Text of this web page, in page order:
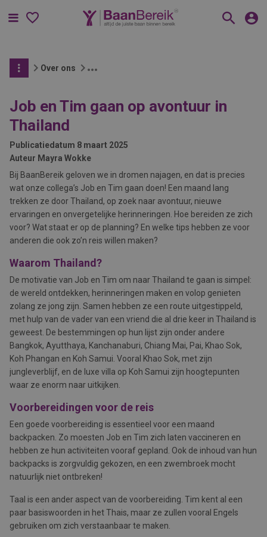
Menu
Over ons
Job en Tim gaan op avontuur in
Thailand
Publicatiedatum 8 maart 2025
Auteur Mayra Wokke
Bij BaanBereik geloven we in dromen najagen, en dat is precies
wat onze collega’s Job en Tim gaan doen! Een maand lang
trekken ze door Thailand, op zoek naar avontuur, nieuwe
ervaringen en onvergetelijke herinneringen. Hoe bereiden ze zich
voor? Wat staat er op de planning? En welke tips hebben ze voor
anderen die ook zo’n reis willen maken?
Waarom Thailand?
De motivatie van Job en Tim om naar Thailand te gaan is simpel:
de wereld ontdekken, herinneringen maken en volop genieten
zolang ze jong zijn. Samen hebben ze een route uitgestippeld,
met hulp van de vader van een vriend die al drie keer in Thailand is
geweest. De bestemmingen op hun lijst zijn onder andere
Bangkok, Ayutthaya, Kanchanaburi, Chiang Mai, Pai, Khao Sok,
Koh Phangan en Koh Samui. Vooral Khao Sok, met zijn
jungleverblijf, en de luxe villa op Koh Samui zijn hoogtepunten
waar ze enorm naar uitkijken.
Voorbereidingen voor de reis
Een goede voorbereiding is essentieel voor een maand
backpacken. Zo moesten Job en Tim zich laten vaccineren en
hebben ze hun activiteiten vooraf gepland. Ook de inhoud van hun
backpacks is zorgvuldig gekozen, en een zwembroek mocht
natuurlijk niet ontbreken!
Taal is een ander aspect van de voorbereiding. Tim kent al een
paar basiswoorden in het Thais, maar ze zullen vooral Engels
gebruiken om zich verstaanbaar te maken.